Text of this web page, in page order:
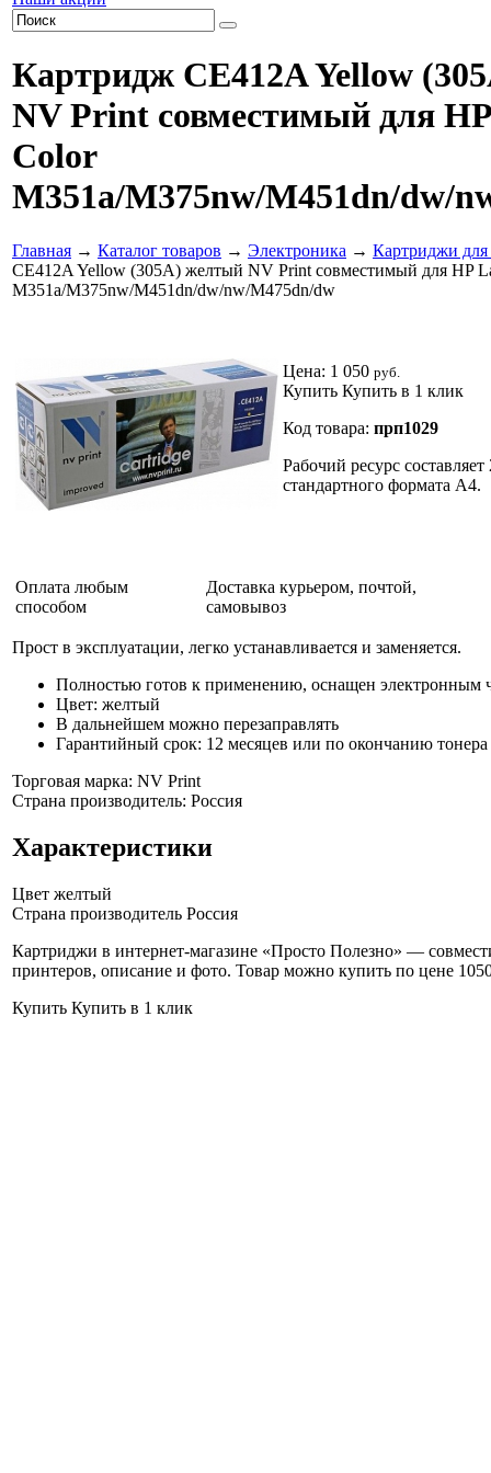
Картридж CE412A Yellow
NV Print совместимый для
Color
M351a/M375nw/M451dn/dw/
Главная → Каталог товаров → Электроника → Картриджи для
CE412A Yellow (305A) желтый NV Print совместимый для HP
M351a/M375nw/M451dn/dw/nw/M475dn/dw
Цена: 1 050 руб.
Купить Купить в 1 клик
Код товара: прп1029
Рабочий ресурс
стандартного формата А4.
Оплата любым
способом
Доставка курьером, почтой,
самовывоз
Прост в эксплуатации, легко устанавливается и заменяется.
Полностью готов к применению, оснащен электронным
Цвет: желтый
В дальнейшем можно перезаправлять
Гарантийный срок: 12 месяцев или по окончанию тонера
Торговая марка: NV Print
Страна производитель: Россия
Характеристики
Цвет желтый
Страна производитель Россия
Картриджи в интернет-магазине «Просто Полезно» —
принтеров, описание и фото. Товар можно купить по цене
Купить Купить в 1 клик